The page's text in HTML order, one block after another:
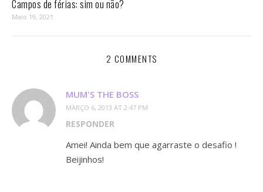
Campos de férias: sim ou não?
Maio 19, 2021
2 COMMENTS
MUM'S THE BOSS
MARÇO 6, 2013 AT 2:47 PM
RESPONDER
Amei! Ainda bem que agarraste o desafio !
Beijinhos!